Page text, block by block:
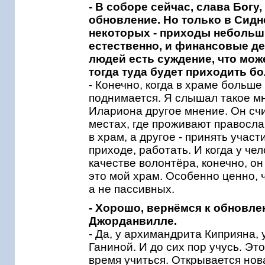
- В соборе сейчас, слава
обновление. Но только в
некоторых - приходы
естественно, и финансовые
людей есть суждение, что
тогда туда будет приходить
- Конечно, когда в храме
поднимается. Я слышал такое
Илариона другое мнение. Он
местах, где проживают
в храм, а другое - принять
приходе, работать. И когда у
качестве волонтёра, конечно,
это мой храм. Особенно ценно,
а не пассивных.
- Хорошо, вернёмся к
Джорданвилле.
- Да, у архимандрита Киприяна,
Ганиной. И до сих пор учусь.
время учиться. Открывается